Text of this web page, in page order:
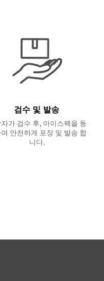
검수 및 발송
가 검수 후, 아이스팩을 동
안전하게 포장 및 발송 합
니다.
슬라이드